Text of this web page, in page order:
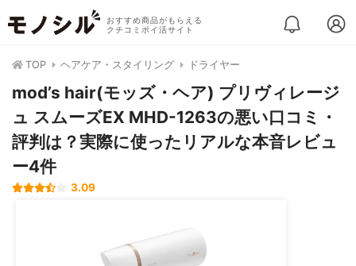
おすすめ商品がもらえる
クチコミポイ活サイト
TOP ヘアケア・スタイリング ドライヤー
mod’s hair(モッズ・ヘア) プリヴィレージ
ュ スムーズEX MHD-1263の悪い口コミ・
評判は？実際に使ったリアルな本音レビュ
ー4件
3.09